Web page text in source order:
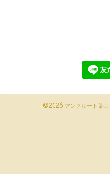
©2026 アンクルート葉山